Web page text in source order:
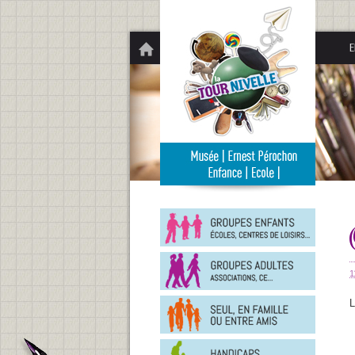
adultes
entre